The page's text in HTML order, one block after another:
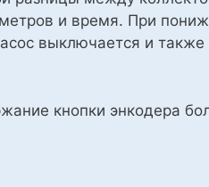
и время. При
выключается и
кнопки энкодера